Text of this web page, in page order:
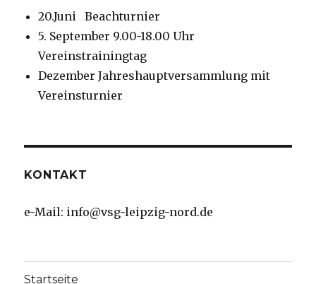
20.Juni Beachturnier
5. September 9.00-18.00 Uhr
Vereinstrainingtag
Dezember Jahreshauptversammlung mit
Vereinsturnier
KONTAKT
e-Mail: info@vsg-leipzig-nord.de
Startseite